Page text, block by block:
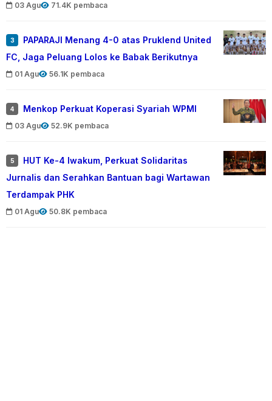
03 Agu 71.4K pembaca
3
PAPARAJI Menang 4-0 atas Pruklend United
FC, Jaga Peluang Lolos ke Babak Berikutnya
01 Agu 56.1K pembaca
4 Menkop Perkuat Koperasi Syariah WPMI
03 Agu 52.9K pembaca
5
HUT Ke-4 Iwakum, Perkuat Solidaritas
Jurnalis dan Serahkan Bantuan bagi Wartawan
Terdampak PHK
01 Agu 50.8K pembaca